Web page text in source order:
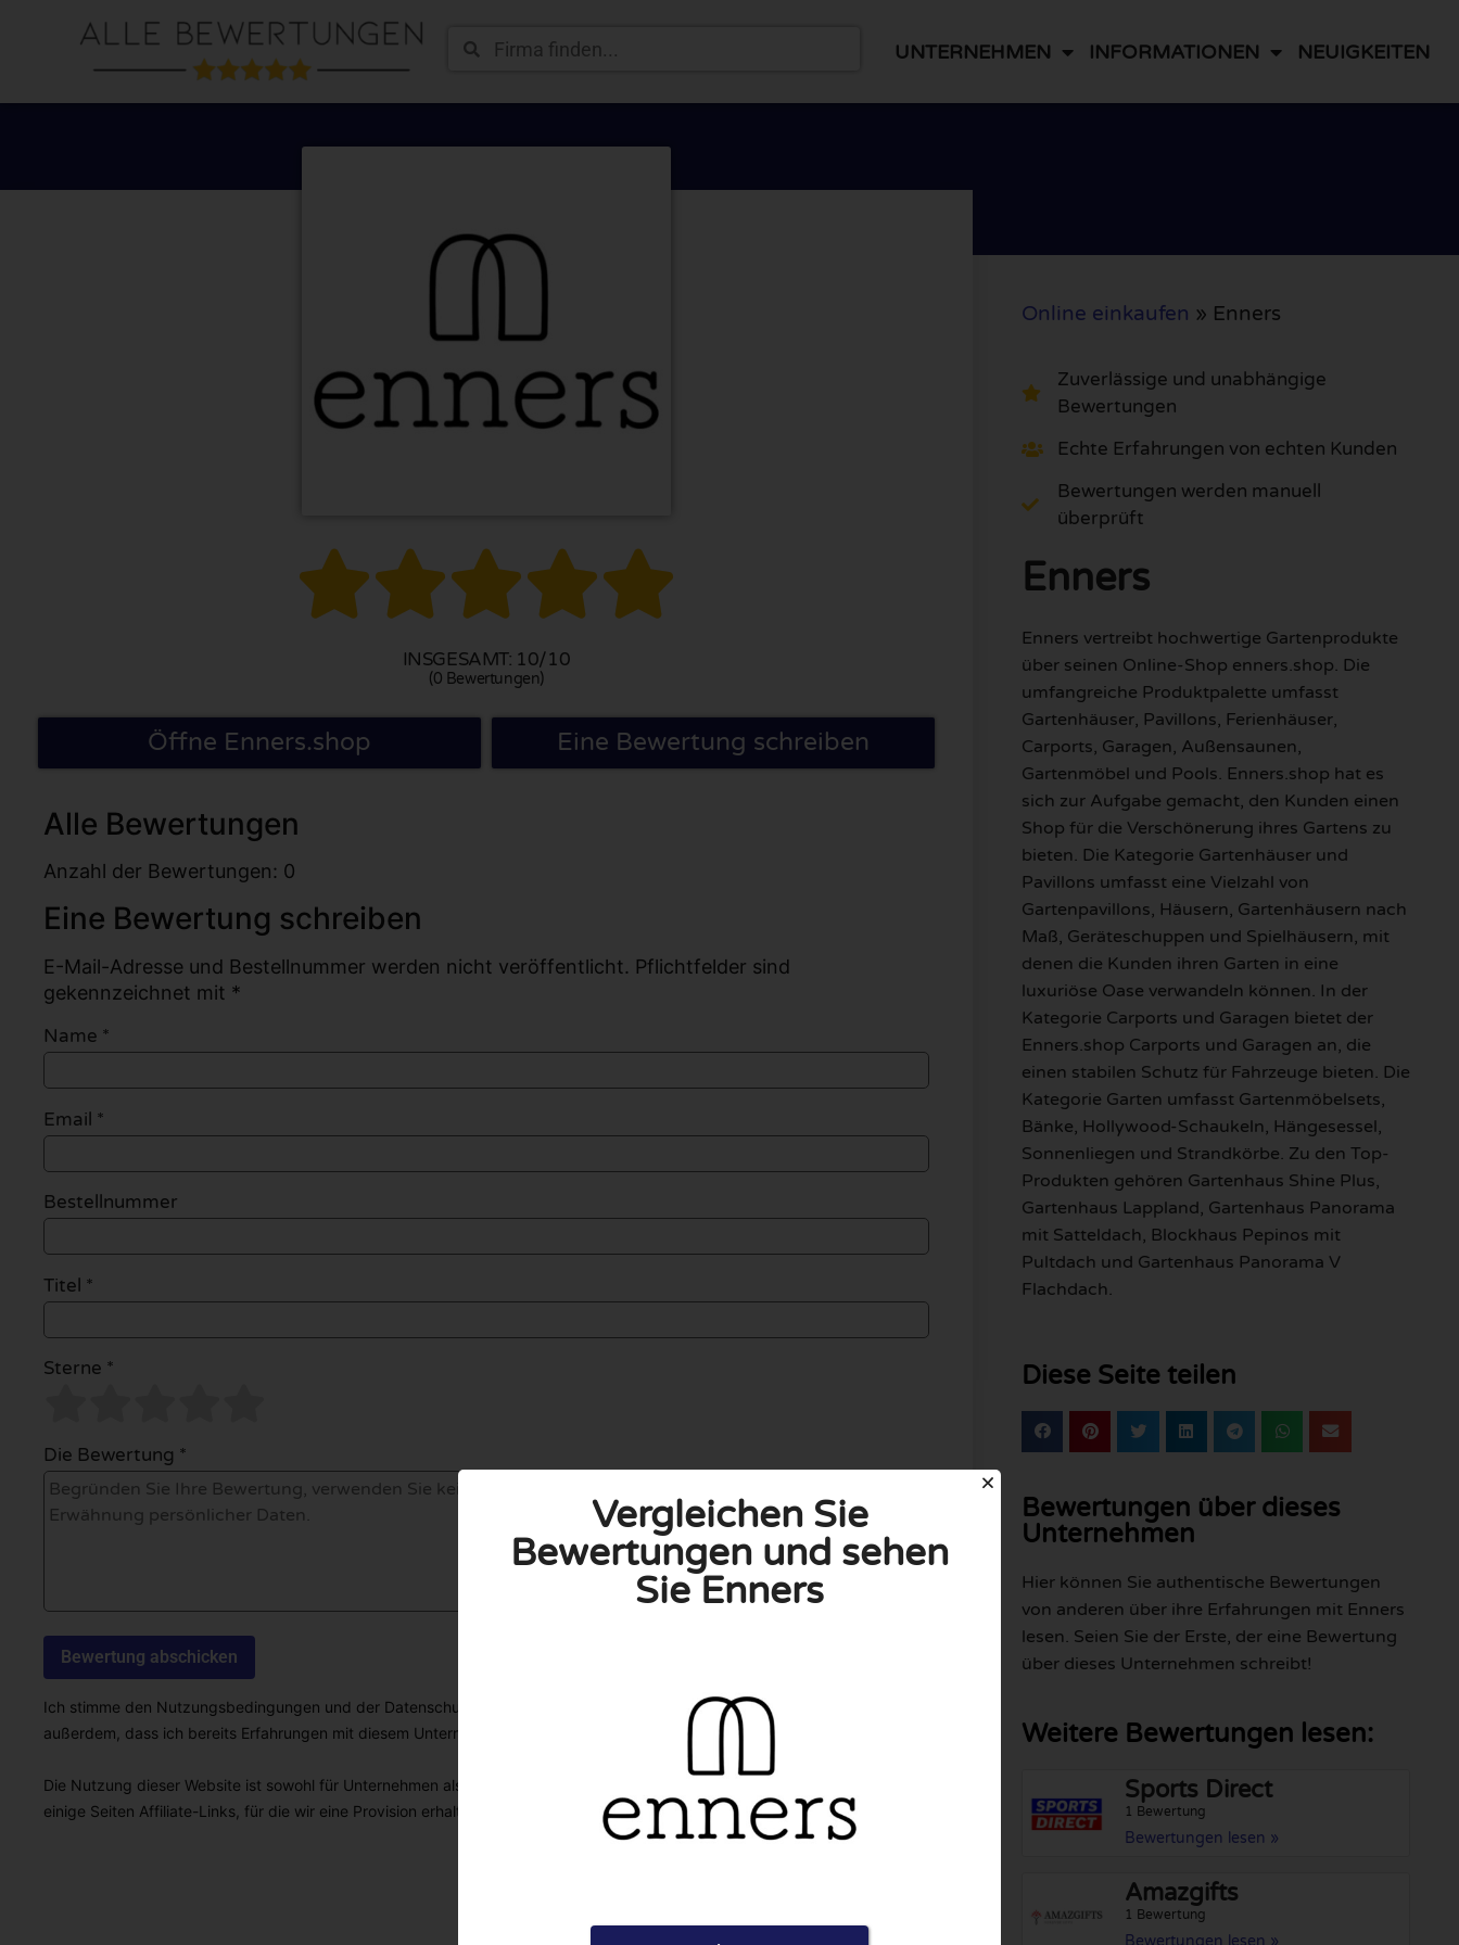
UNTERNEHMEN INFORMATIONEN NEUIGKEITEN

INSGESAMT: 10/10
(0 Bewertungen)
Öffne Enners.shop Eine Bewertung schreiben
Alle Bewertungen
Anzahl der Bewertungen: 0
Eine Bewertung schreiben
E-Mail-Adresse und Bestellnummer werden nicht veröffentlicht. Pflichtfelder sind
gekennzeichnet mit *
Name *
Email *
Bestellnummer
Titel *
Sterne *
Die Bewertung *
Ich stimme den Nutzungsbedingungen und der Datenschutzrichtlinie zu, indem ich diese Bewertung abgebe. Ich erkläre
außerdem, dass ich bereits Erfahrungen mit diesem Unternehmen gemacht habe.
Die Nutzung dieser Website ist sowohl für Unternehmen als auch für Nutzer völlig kostenlos. Aus diesem Grund enthalten
einige Seiten Affiliate-Links, für die wir eine Provision erhalten können.
Online einkaufen » Enners
Zuverlässige und unabhängige
Bewertungen
Echte Erfahrungen von echten Kunden
Bewertungen werden manuell
überprüft
Enners
Enners vertreibt hochwertige Gartenprodukte
über seinen Online-Shop enners.shop. Die
umfangreiche Produktpalette umfasst
Gartenhäuser, Pavillons, Ferienhäuser,
Carports, Garagen, Außensaunen,
Gartenmöbel und Pools. Enners.shop hat es
sich zur Aufgabe gemacht, den Kunden einen
Shop für die Verschönerung ihres Gartens zu
bieten. Die Kategorie Gartenhäuser und
Pavillons umfasst eine Vielzahl von
Gartenpavillons, Häusern, Gartenhäusern nach
Maß, Geräteschuppen und Spielhäusern, mit
denen die Kunden ihren Garten in eine
luxuriöse Oase verwandeln können. In der
Kategorie Carports und Garagen bietet der
Enners.shop Carports und Garagen an, die
einen stabilen Schutz für Fahrzeuge bieten. Die
Kategorie Garten umfasst Gartenmöbelsets,
Bänke, Hollywood-Schaukeln, Hängesessel,
Sonnenliegen und Strandkörbe. Zu den Top-
Produkten gehören Gartenhaus Shine Plus,
Gartenhaus Lappland, Gartenhaus Panorama
mit Satteldach, Blockhaus Pepinos mit
Pultdach und Gartenhaus Panorama V
Flachdach.
Diese Seite teilen
Bewertungen über dieses
Unternehmen
Hier können Sie authentische Bewertungen
von anderen über ihre Erfahrungen mit Enners
lesen. Seien Sie der Erste, der eine Bewertung
über dieses Unternehmen schreibt!
Weitere Bewertungen lesen:
Sports Direct
1 Bewertung
Bewertungen lesen »
Amazgifts
1 Bewertung
Vergleichen Sie
Bewertungen und sehen
Sie Enners